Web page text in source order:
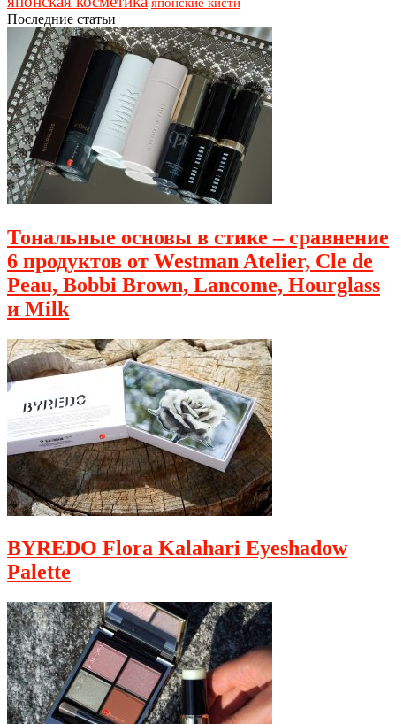
Последние статьи
Тональные основы в стике – сравнение
6 продуктов от Westman Atelier, Cle de
Peau, Bobbi Brown, Lancome, Hourglass
и Milk
BYREDO Flora Kalahari Eyeshadow
Palette